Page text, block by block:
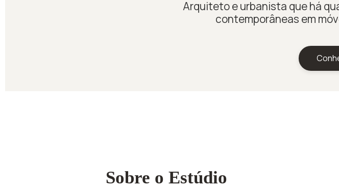
Arquiteto e urbanista que há
contemporâneas em
Sobre o Estúdio